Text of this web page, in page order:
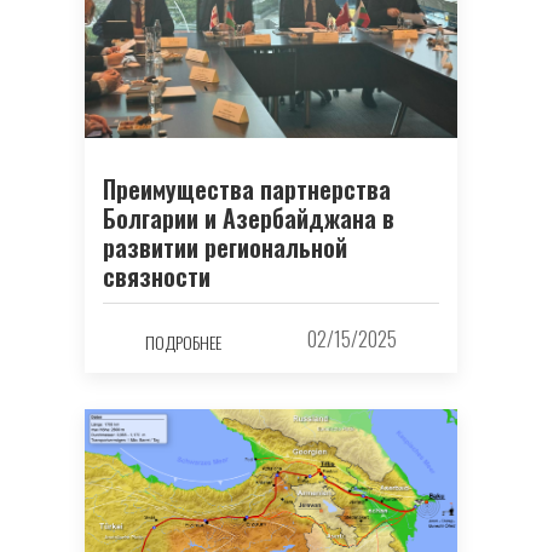
Преимущества партнерства
Болгарии и Азербайджана в
развитии региональной
связности
ПОДРОБНЕЕ 02/15/2025